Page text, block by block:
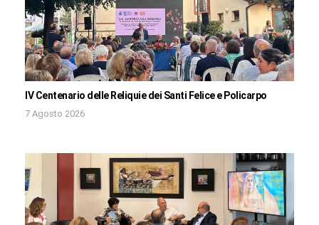
IV Centenario delle Reliquie dei Santi Felice e Policarpo
7 Agosto 2026